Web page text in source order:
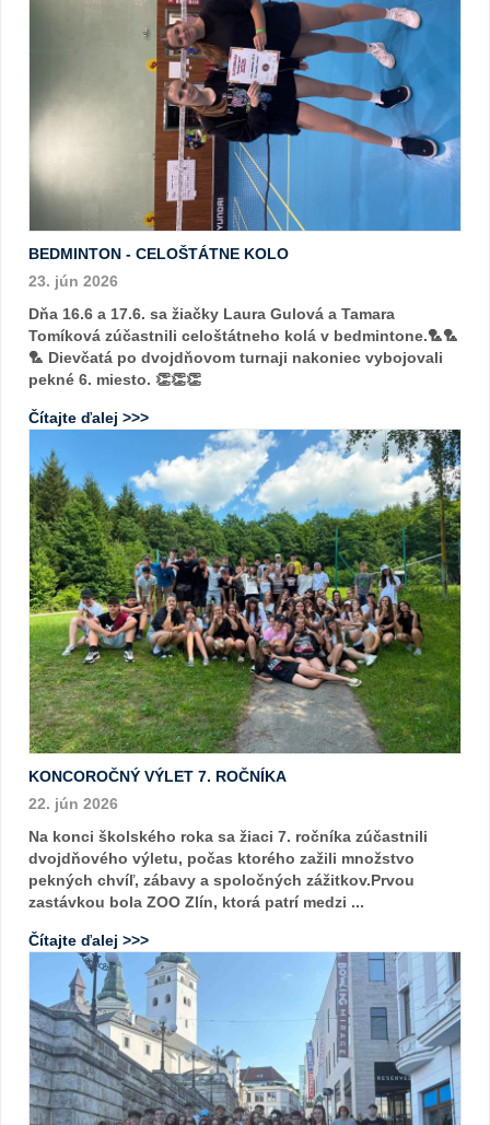
BEDMINTON - CELOŠTÁTNE KOLO
23. jún 2026
Dňa 16.6 a 17.6. sa žiačky Laura Gulová a Tamara
Tomíková zúčastnili celoštátneho kolá v bedmintone.🏸🏸
🏸 Dievčatá po dvojdňovom turnaji nakoniec vybojovali
pekné 6. miesto. 👏👏👏
Čítajte ďalej >>>
KONCOROČNÝ VÝLET 7. ROČNÍKA
22. jún 2026
Na konci školského roka sa žiaci 7. ročníka zúčastnili
dvojdňového výletu, počas ktorého zažili množstvo
pekných chvíľ, zábavy a spoločných zážitkov.Prvou
zastávkou bola ZOO Zlín, ktorá patrí medzi ...
Čítajte ďalej >>>